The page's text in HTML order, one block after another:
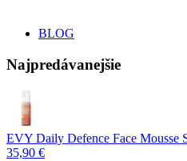
BLOG
Najpredávanejšie
EVY Daily Defence Face Mousse
35,90 €